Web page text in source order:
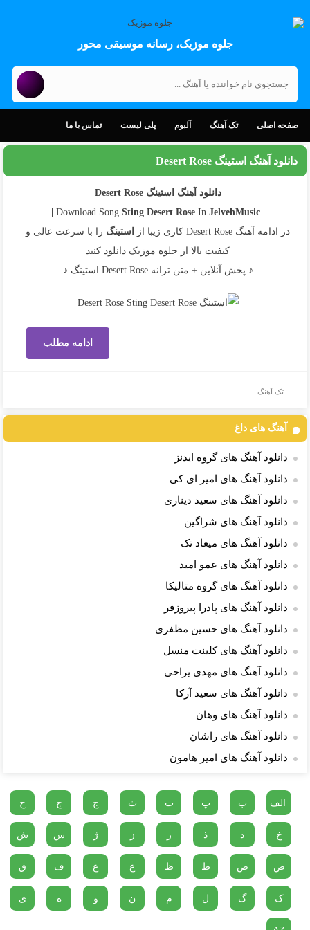
جلوه موزیک، رسانه موسیقی محور
صفحه اصلی تک آهنگ آلبوم پلی لیست تماس با ما
دانلود آهنگ استینگ Desert Rose
دانلود آهنگ استینگ Desert Rose
| Download Song
Sting Desert RoseIn JelvehMusic |
در ادامه آهنگ Desert Rose کاری زیبا از
استینگ را با سرعت عالی و
کیفیت بالا از جلوه موزیک دانلود کنید
♪ پخش آنلاین + متن ترانه Desert Rose استینگ ♪
ادامه مطلب
تک آهنگ
آهنگ های داغ
دانلود آهنگ های گروه ایدنز
دانلود آهنگ های امیر ای کی
دانلود آهنگ های سعید دیناری
دانلود آهنگ های شراگین
دانلود آهنگ های میعاد تک
دانلود آهنگ های عمو امید
دانلود آهنگ های گروه متالیکا
دانلود آهنگ های پادرا پیروزفر
دانلود آهنگ های حسین مظفری
دانلود آهنگ های کلینت منسل
دانلود آهنگ های مهدی یراحی
دانلود آهنگ های سعید آرکا
دانلود آهنگ های وهان
دانلود آهنگ های راشان
دانلود آهنگ های امیر هامون
الف ب پ ت ث ج چ ح
خ د ذ ر ز ژ س ش
ص ض ط ظ ع غ ف ق
ک گ ل م ن و ه ی